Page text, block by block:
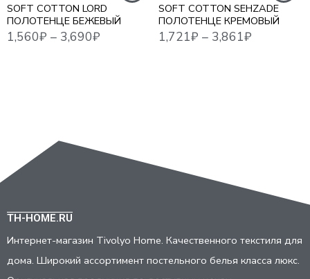
SOFT COTTON LORD
ПОЛОТЕНЦЕ БЕЖЕВЫЙ
SOFT COTTON SEHZADE
ПОЛОТЕНЦЕ КРЕМОВЫЙ
TH-HOME.RU
Интернет-магазин Tivolyo Home. Качественного текстиля для
дома. Широкий ассортимент постельного белья класса люкс.